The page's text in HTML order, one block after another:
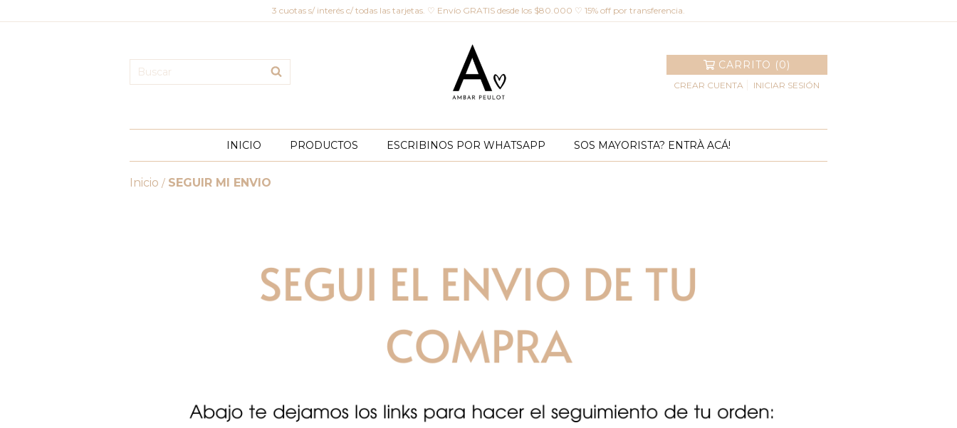
3 cuotas s/ interés c/ todas las tarjetas. ♡ Envío GRATIS desde los $80.000 ♡ 15% off por transferencia.
CARRITO (0)
CREAR CUENTA INICIAR SESIÓN
INICIO PRODUCTOS ESCRIBINOS POR WHATSAPP SOS MAYORISTA? ENTRÀ ACÁ!
Inicio / SEGUIR MI ENVIO